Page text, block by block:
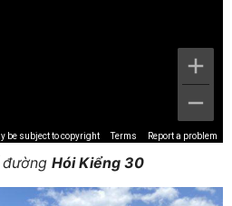
be subject to copyright Terms Report a problem
Hói Kiểng 30